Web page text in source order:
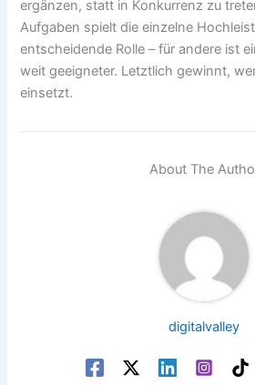
ergänzen, statt in Konkurrenz zu
Aufgaben spielt die einzelne
entscheidende Rolle – für andere ist
weit geeigneter. Letztlich gewinnt,
einsetzt.
About The
digitalvalley